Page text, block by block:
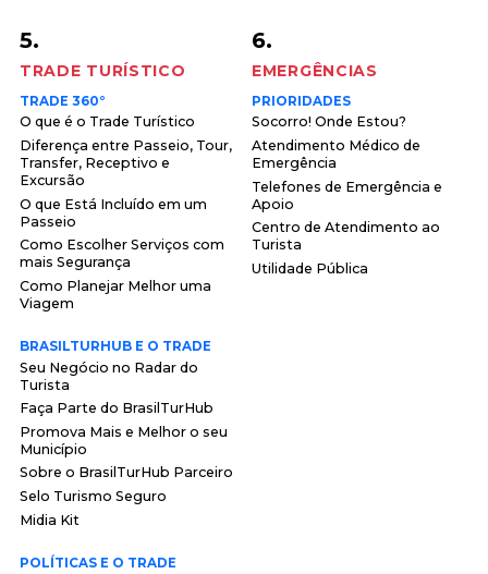
5.
TRADE TURÍSTICO
TRADE 360°
O que é o Trade Turístico
Diferença entre Passeio, Tour,
Transfer, Receptivo e
Excursão
O que Está Incluído em um
Passeio
Como Escolher Serviços com
mais Segurança
Como Planejar Melhor uma
Viagem
BRASILTURHUB E O TRADE
Seu Negócio no Radar do
Turista
Faça Parte do BrasilTurHub
Promova Mais e Melhor o seu
Município
Sobre o BrasilTurHub Parceiro
Selo Turismo Seguro
Midia Kit
POLÍTICAS E O TRADE
6.
EMERGÊNCIAS
PRIORIDADES
Socorro! Onde Estou?
Atendimento Médico de
Emergência
Telefones de Emergência e
Apoio
Centro de Atendimento ao
Turista
Utilidade Pública